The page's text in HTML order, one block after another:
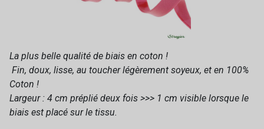
La plus belle qualité de biais en coton !
Fin, doux, lisse, au toucher légèrement soyeux, et en 100%
Coton !
Largeur : 4 cm préplié deux fois >>> 1 cm visible lorsque le
biais est placé sur le tissu.